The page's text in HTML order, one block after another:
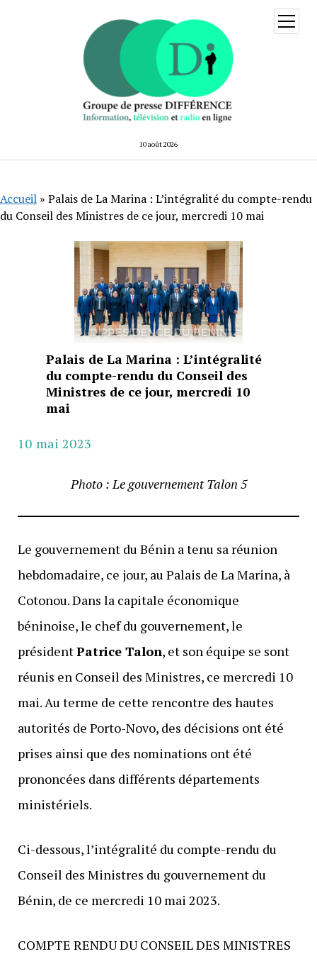
10 août 2026
ouvrir
menu
Accueil » Palais de La Marina : L’intégralité du compte-rendu
du Conseil des Ministres de ce jour, mercredi 10 mai
Palais de La Marina : L’intégralité
du compte-rendu du Conseil des
Ministres de ce jour, mercredi 10
mai
10 mai 2023
Photo : Le gouvernement Talon 5
Le gouvernement du Bénin a tenu sa réunion
hebdomadaire, ce jour, au Palais de La Marina, à
Cotonou. Dans la capitale économique
béninoise, le chef du gouvernement, le
présidentPatrice Talon, et son équipe se sont
réunis en Conseil des Ministres, ce mercredi 10
mai. Au terme de cette rencontre des hautes
autorités de Porto-Novo, des décisions ont été
prises ainsi que des nominations ont été
prononcées dans différents départements
ministériels.
Ci-dessous, l’intégralité du compte-rendu du
Conseil des Ministres du gouvernement du
Bénin, de ce mercredi 10 mai 2023.
COMPTE RENDU DU CONSEIL DES MINISTRES